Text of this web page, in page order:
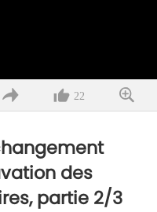
22
des
partie 2/3